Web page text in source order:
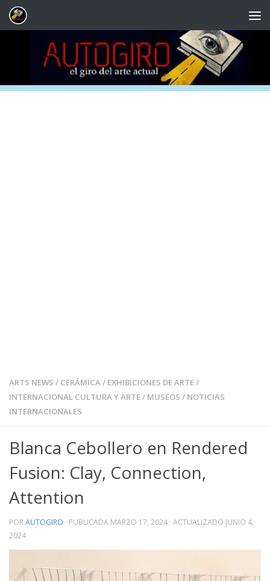
Saltar al contenido
ARTS NEWS / CERÁMICA/ EXHIBICIONES DE ARTE/
INTERNACIONAL CULTURA Y ARTE/ MUSEOS / NOTICIAS
INTERNACIONALES
Blanca Cebollero en Rendered
Fusion: Clay, Connection,
Attention
PORAUTOGIRO · PUBLICADA MARZO 17, 2024 · ACTUALIZADO JUNIO 4,
2024